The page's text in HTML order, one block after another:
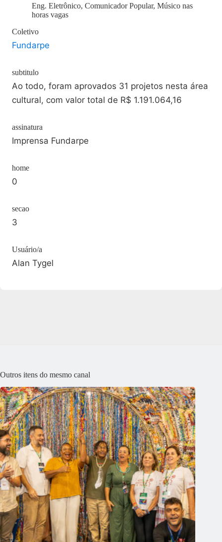
Eng. Eletrônico, Comunicador Popular, Músico nas
horas vagas
Coletivo
Fundarpe
subtitulo
Ao todo, foram aprovados 31 projetos nesta área
cultural, com valor total de R$ 1.191.064,16
assinatura
Imprensa Fundarpe
home
0
secao
3
Usuário/a
Alan Tygel
Outros itens do mesmo canal